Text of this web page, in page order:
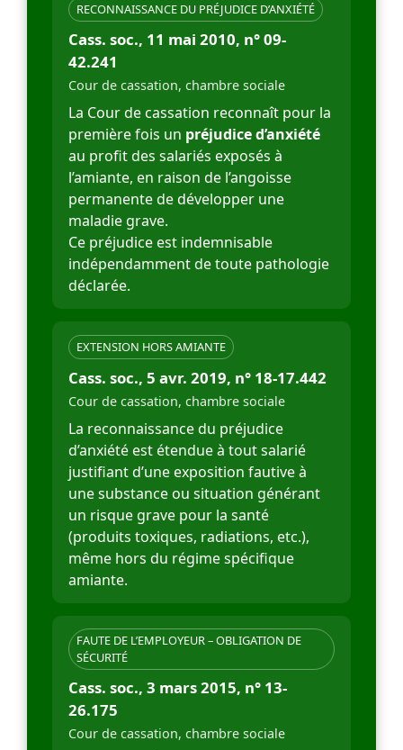
RECONNAISSANCE DU PRÉJUDICE D’ANXIÉTÉ
Cass. soc., 11 mai 2010, n° 09-
42.241
Cour de cassation, chambre sociale
La Cour de cassation reconnaît pour la
première fois un préjudice d’anxiété
au profit des salariés exposés à
l’amiante, en raison de l’angoisse
permanente de développer une
maladie grave.
Ce préjudice est indemnisable
indépendamment de toute pathologie
déclarée.
EXTENSION HORS AMIANTE
Cass. soc., 5 avr. 2019, n° 18-17.442
Cour de cassation, chambre sociale
La reconnaissance du préjudice
d’anxiété est étendue à tout salarié
justifiant d’une exposition fautive à
une substance ou situation générant
un risque grave pour la santé
(produits toxiques, radiations, etc.),
même hors du régime spécifique
amiante.
FAUTE DE L’EMPLOYEUR – OBLIGATION DE
SÉCURITÉ
Cass. soc., 3 mars 2015, n° 13-
26.175
Cour de cassation, chambre sociale